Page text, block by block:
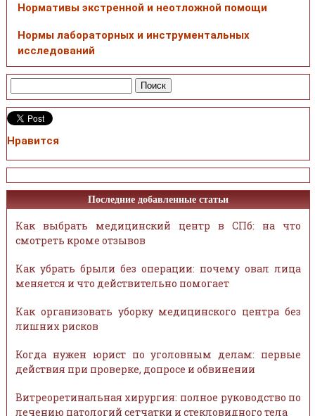
Нормативы экстренной и неотложной помощи
Нормы лабораторных и инструментальных
исследований
Нравится
Последние добавленные статьи
Как выбрать медицинский центр в СПб: на что
смотреть кроме отзывов
Как убрать брыли без операции: почему овал лица
меняется и что действительно помогает
Как организовать уборку медицинского центра без
лишних рисков
Когда нужен юрист по уголовным делам: первые
действия при проверке, допросе и обвинении
Витреоретинальная хирургия: полное руководство по
лечению патологий сетчатки и стекловидного тела